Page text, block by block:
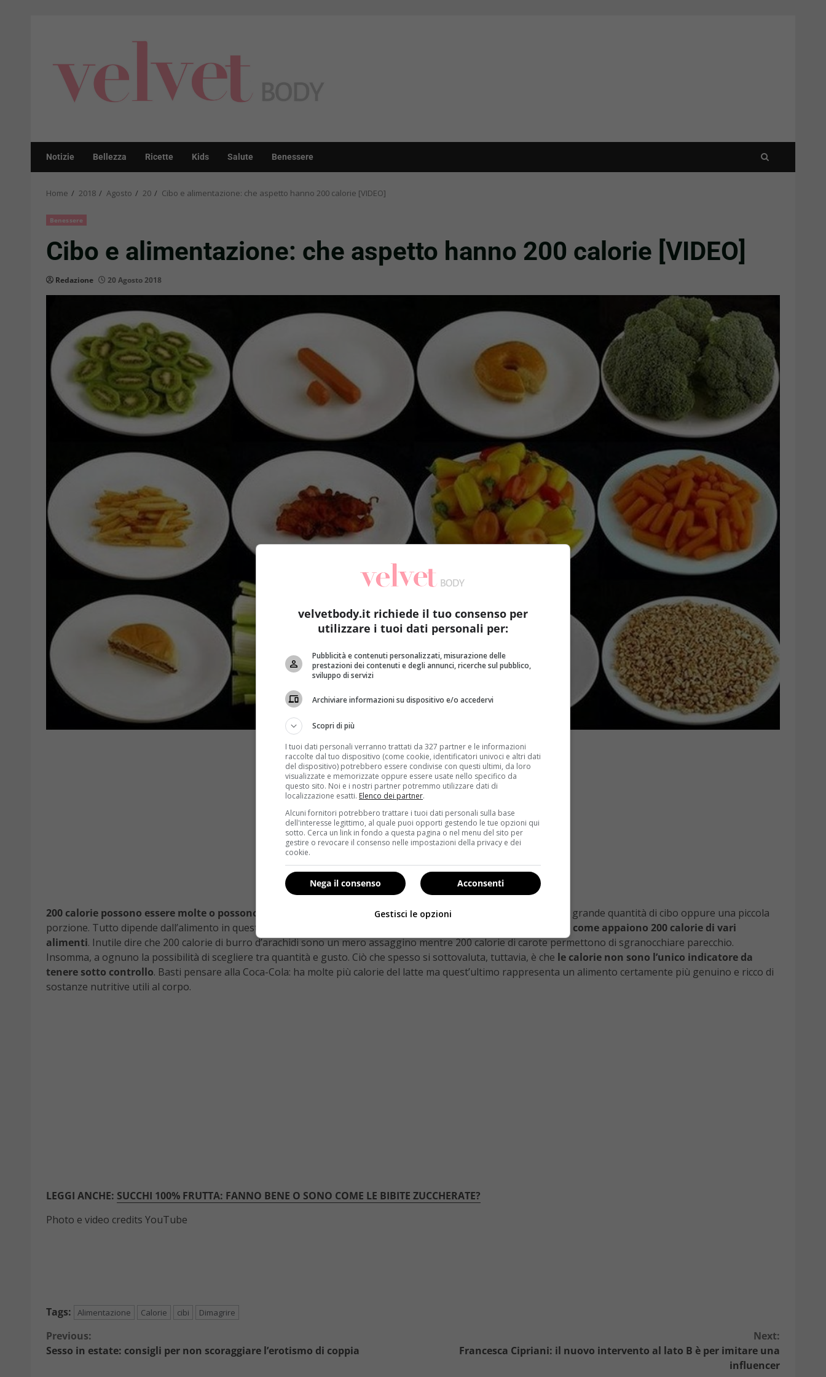
Notizie Bellezza Ricette Kids Salute Benessere
Home 2018 Agosto 20 Cibo e alimentazione: che aspetto hanno 200 calorie [VIDEO]
Benessere
Cibo e alimentazione: che aspetto hanno 200 calorie [VIDEO]
Redazione 20 Agosto 2018
200 calorie possono essere molte o possono essere poche
. O meglio, possono essere assunte consumando una grande quantità di cibo oppure una piccola
porzione. Tutto dipende dall’alimento in questione e dall’apporto calorico per grammo. Il video in apertura mostra come appaiono 200 calorie di vari
alimenti. Inutile dire che 200 calorie di burro d’arachidi sono un mero assaggino mentre 200 calorie di carote permettono di sgranocchiare parecchio.
Insomma, a ognuno la possibilità di scegliere tra quantità e gusto. Ciò che spesso si sottovaluta, tuttavia, è che le calorie non sono l’unico indicatore da
tenere sotto controllo. Basti pensare alla Coca-Cola: ha molte più calorie del latte ma quest’ultimo rappresenta un alimento certamente più genuino e ricco di
sostanze nutritive utili al corpo.
LEGGI ANCHE: SUCCHI 100% FRUTTA: FANNO BENE O SONO COME LE BIBITE ZUCCHERATE?
Photo e video credits YouTube
Tags: Alimentazione Calorie cibi Dimagrire
Continue
Previous:
Sesso in estate: consigli per non scoraggiare l’erotismo di coppia
Next:
Francesca Cipriani: il nuovo intervento al lato B è per imitare una
influencer
velvetbody.it richiede il tuo consenso per
utilizzare i tuoi dati personali per:
Pubblicità e contenuti personalizzati, misurazione delle
prestazioni dei contenuti e degli annunci, ricerche sul pubblico,
sviluppo di servizi
Archiviare informazioni su dispositivo e/o accedervi
Scopri di più
I tuoi dati personali verranno trattati da 327 partner e le informazioni
raccolte dal tuo dispositivo (come cookie, identificatori univoci e altri dati
del dispositivo) potrebbero essere condivise con questi ultimi, da loro
visualizzate e memorizzate oppure essere usate nello specifico da
questo sito. Noi e i nostri partner potremmo utilizzare dati di
localizzazione esatti. Elenco dei partner.
Alcuni fornitori potrebbero trattare i tuoi dati personali sulla base
dell'interesse legittimo, al quale puoi opporti gestendo le tue opzioni qui
sotto. Cerca un link in fondo a questa pagina o nel menu del sito per
gestire o revocare il consenso nelle impostazioni della privacy e dei
cookie.
Acconsenti
Nega il consenso
Gestisci le opzioni